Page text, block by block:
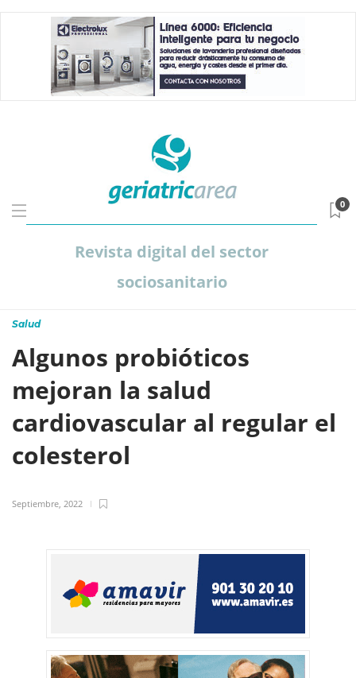
Revista digital del sector
sociosanitario
0
Salud
Algunos probióticos
mejoran la salud
cardiovascular al regular el
colesterol
Septiembre, 2022